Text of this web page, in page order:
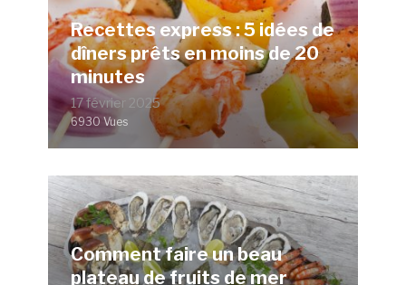
Recettes express : 5 idées de
dîners prêts en moins de 20
minutes
17 février 2025
6930 Vues
Comment faire un beau
plateau de fruits de mer